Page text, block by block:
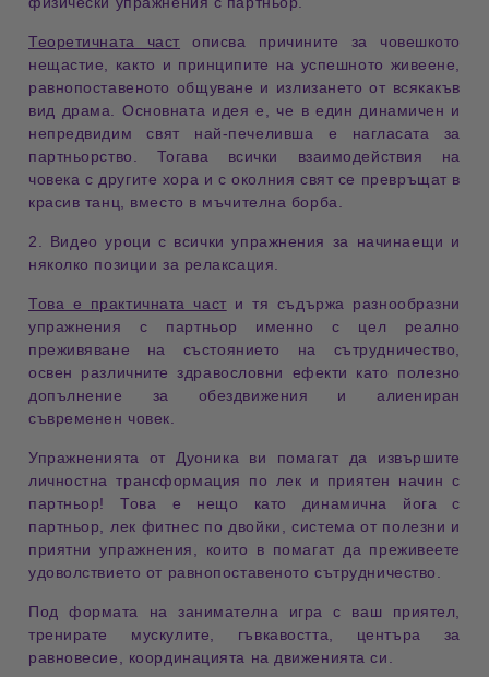
Теоретичната част описва причините за човешкото
нещастие, както и принципите на успешното живеене,
равнопоставеното общуване и излизането от всякакъв
вид драма. Основната идея е, че в един динамичен и
непредвидим свят най-печеливша е нагласата за
партньорство. Тогава всички взаимодействия на
човека с другите хора и с околния свят се превръщат в
красив танц, вместо в мъчителна борба.
2. Видео уроци с всички упражнения за начинаещи и
няколко позиции за релаксация.
Това е практичната част и тя съдържа разнообразни
упражнения с партньор именно с цел реално
преживяване на състоянието на сътрудничество,
освен различните здравословни ефекти като полезно
допълнение за обездвижения и алиениран
съвременен човек.
Упражненията от Дуоника ви помагат да извършите
личностна трансформация по лек и приятен начин с
партньор! Това е нещо като динамична йога с
партньор, лек фитнес по двойки, система от полезни и
приятни упражнения, които в помагат да преживеете
удоволствието от равнопоставеното сътрудничество.
Под формата на занимателна игра с ваш приятел,
тренирате мускулите, гъвкавостта, центъра за
равновесие, координацията на движенията си.